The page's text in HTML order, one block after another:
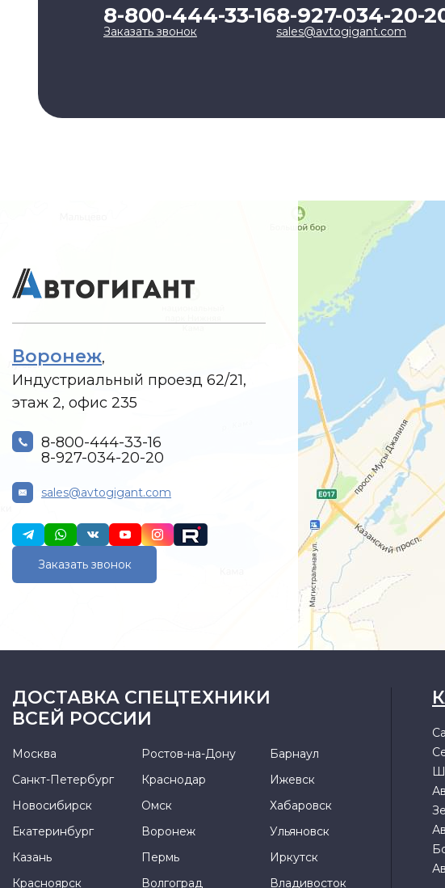
8-800-444-33-16
Заказать звонок
8-927-034-20-
sales@avtogigant.com
Воронеж,
Индустриальный проезд 62/21,
этаж 2, офис 235
8-800-444-33-16
8-927-034-20-20
sales@avtogigant.com
Заказать звонок
ДОСТАВКА СПЕЦТЕХНИКИ
ВСЕЙ РОССИИ
Москва Ростов-на-Дону
Барнаул
Санкт-Петербург
Краснодар
Ижевск
Новосибирск
Омск
Хабаровск
Екатеринбург
Воронеж
Ульяновск
Казань
Пермь
Иркутск
Красноярск
Волгоград Владивосток